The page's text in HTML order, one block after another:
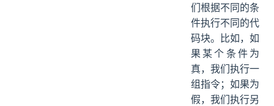
们根据不同的条
件执行不同的代
码块。比如，如
果某个条件为
真，我们执行一
组指令；如果为
假，我们执行另